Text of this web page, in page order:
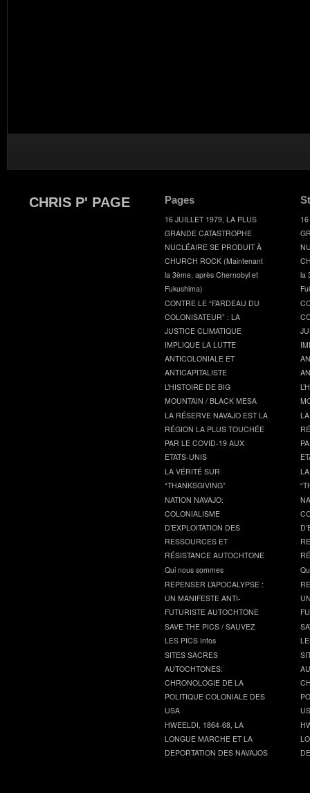
CHRIS P' PAGE Pages
16 JUILLET 1979, LA PLUS
GRANDE CATASTROPHE
NUCLÉAIRE SE PRODUIT À
CHURCH ROCK (Maintenant
la 3ème, après Chernobyl et
Fukushima)
CONTRE LE “FARDEAU DU
COLONISATEUR” : LA
JUSTICE CLIMATIQUE
IMPLIQUE LA LUTTE
ANTICOLONIALE ET
ANTICAPITALISTE
L’HISTOIRE DE BIG
MOUNTAIN / BLACK MESA
LA RÉSERVE NAVAJO EST LA
RÉGION LA PLUS TOUCHÉE
PAR LE COVID-19 AUX
ETATS-UNIS
LA VÉRITÉ SUR
“THANKSGIVING”
NATION NAVAJO:
COLONIALISME
D’EXPLOITATION DES
RESSOURCES ET
RÉSISTANCE AUTOCHTONE
Qui nous sommes
REPENSER L’APOCALYPSE :
UN MANIFESTE ANTI-
FUTURISTE AUTOCHTONE
SAVE THE PICS / SAUVEZ
LES PICS Infos
SITES SACRES
AUTOCHTONES:
CHRONOLOGIE DE LA
POLITIQUE COLONIALE DES
USA
HWEELDI, 1864-68, LA
LONGUE MARCHE ET LA
DEPORTATION DES NAVAJOS
la